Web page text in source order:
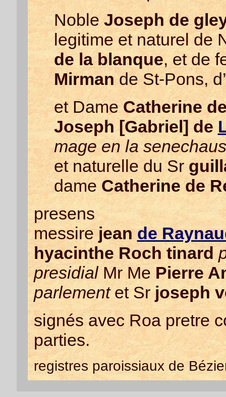
Noble Joseph de
legitime et naturel de
de la blanque, et de
Mirmande St-Pons,
et Dame Catherine
Joseph [Gabriel] de
mage en la
et naturelle du Sr
dameCatherine de
presens
messirejeande
hyacinthe Roch tinard
presidialMr MePierre
parlementet Srjoseph
signés avec Roa pretre
parties.
registres paroissiaux de